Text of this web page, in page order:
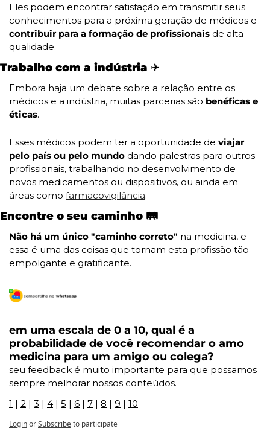
Eles podem encontrar satisfação em transmitir seus
contribuir para a formação de profissionais de alta
qualidade.
Trabalho com a indústria ✈️
Embora haja um debate sobre a relação entre os
médicos e a indústria, muitas parcerias são benéficas e
éticas.
Esses médicos podem ter a oportunidade de viajar
pelo país ou pelo mundo dando palestras para outros
profissionais, trabalhando no desenvolvimento de
novos medicamentos ou dispositivos, ou ainda em
áreas como farmacovigilância.
Encontre o seu caminho 🛤️
Não há um único "caminho correto" na medicina, e
essa é uma das coisas que tornam esta profissão tão
empolgante e gratificante.
em uma escala de 0 a 10, qual é a
probabilidade de você recomendar o amo
medicina para um amigo ou colega?
seu feedback é muito importante para que possamos
sempre melhorar nossos conteúdos.
1 | 2 | 3 | 4 | 5 | 6 | 7 | 8 | 9 | 10
LoginorSubscribeto participate